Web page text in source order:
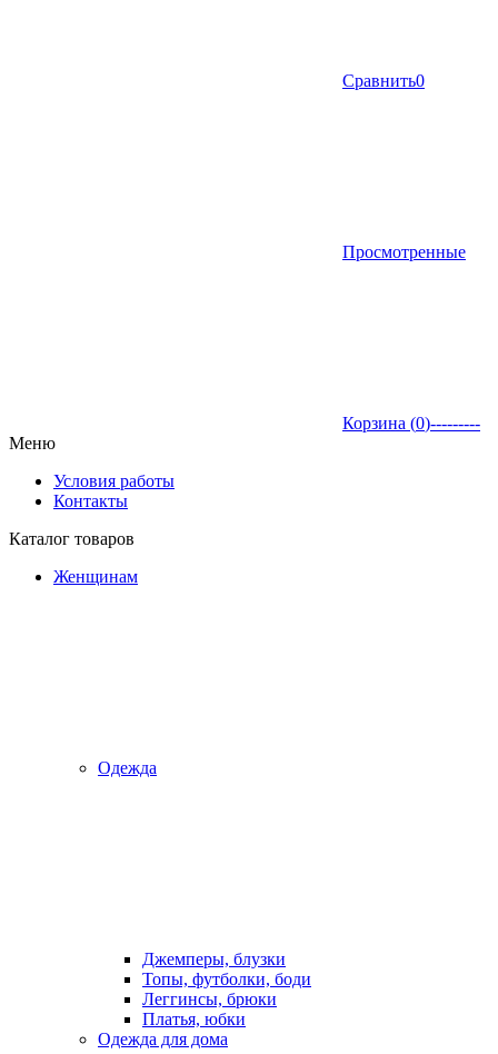
Сравнить0
Просмотренные
Корзина (0)---------
Меню
Условия работы
Контакты
Каталог товаров
Женщинам
Одежда
Джемперы, блузки
Топы, футболки, боди
Леггинсы, брюки
Платья, юбки
Одежда для дома